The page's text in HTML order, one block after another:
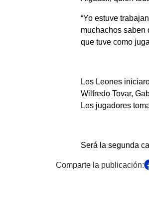
“Yo estuve
muchachos saben
que tuve como
Los Leones
Wilfredo Tovar,
Los jugadores
Será la segunda
Comparte la publicación: